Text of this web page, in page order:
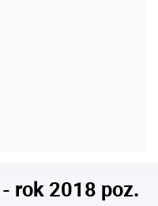
rok 2018 poz.